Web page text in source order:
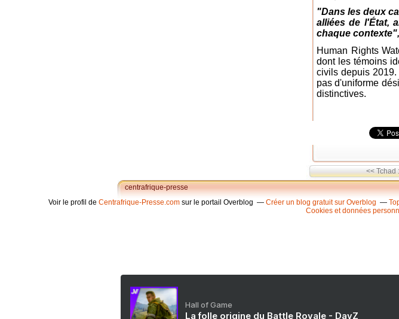
"Dans les deux
alliées de l'État,
chaque contexte",
Human Rights
dont les témoins
civils depuis
pas d'uniforme
distinctives.
<< Tchad
centrafrique-presse
Voir le profil de Centrafrique-Presse.com sur le portail Overblog Créer un blog gratuit sur Overblog
Cookies et données
Hall of Game
La folle origine du Battle Royale - DayZ